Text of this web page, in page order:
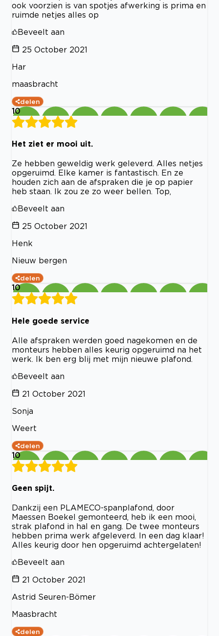
ook voorzien is van spotjes afwerking is prima en
ruimde netjes alles op
Beveelt aan
25 October 2021
Har
maasbracht
delen
10
Het ziet er mooi uit.
Ze hebben geweldig werk geleverd. Alles netjes
opgeruimd. Elke kamer is fantastisch. En ze
houden zich aan de afspraken die je op papier
heb staan. Ik zou ze zo weer bellen. Top,
Beveelt aan
25 October 2021
Henk
Nieuw bergen
delen
10
Hele goede service
Alle afspraken werden goed nagekomen en de
monteurs hebben alles keurig opgeruimd na het
werk. Ik ben erg blij met mijn nieuwe plafond.
Beveelt aan
21 October 2021
Sonja
Weert
delen
10
Geen spijt.
Dankzij een PLAMECO-spanplafond, door
Maessen Boekel gemonteerd, heb ik een mooi,
strak plafond in hal en gang. De twee monteurs
hebben prima werk afgeleverd. In een dag klaar!
Alles keurig door hen opgeruimd achtergelaten!
Beveelt aan
21 October 2021
Astrid Seuren-Bömer
Maasbracht
delen